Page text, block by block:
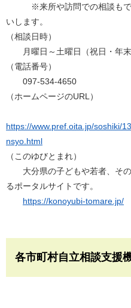
※来所や訪問での相談もで
いします。
（相談日時）
月曜日～土曜日（祝日・年末
（電話番号）
097-534-4650
（ホームページのURL）
https://www.pref.oita.jp/soshiki/
nsyo.html
（このゆびとまれ）
大分県の子どもや若者、その
るポータルサイトです。
https://konoyubi-tomare.jp/
各市町村自立相談支援